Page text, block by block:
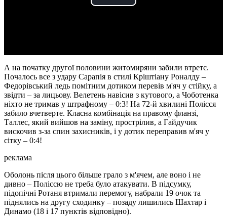
Play
А на початку другої половини житомиряни забили втретє.
Почалось все з удару Сарапія в стилі Кріштіану Роналду –
Федорівський ледь помітним дотиком перевів м'яч у стійку, а
звідти – за лицьову. Велетень навісив з кутового, а Чоботенка
ніхто не тримав у штрафному – 0:3! На 72-й хвилині Полісся
забило вчетверте. Класна комбінація на правому фланзі,
Таллес, який вийшов на заміну, прострілив, а Гайдучик
вискочив з-за спин захисників, і у дотик переправив м'яч у
сітку – 0:4!
реклама
Оболонь після цього більше грало з м'ячем, але воно і не
дивно – Поліссю не треба було атакувати. В підсумку,
підопічні Ротаня втримали перемогу, набрали 19 очок та
піднялись на другу сходинку – позаду лишились Шахтар і
Динамо (18 і 17 пунктів відповідно).